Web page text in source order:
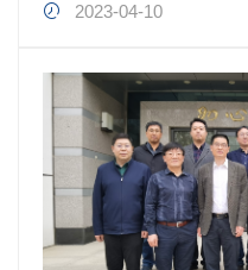
2023-04-10